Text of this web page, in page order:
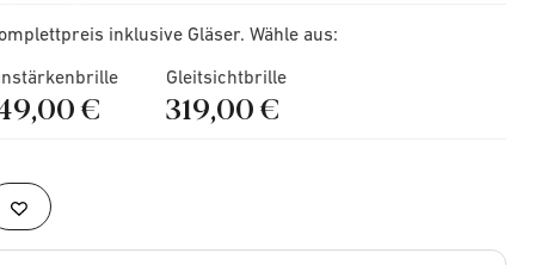
inklusive Gläser. Wähle aus:
€
Gleitsichtbrille
319,00 €